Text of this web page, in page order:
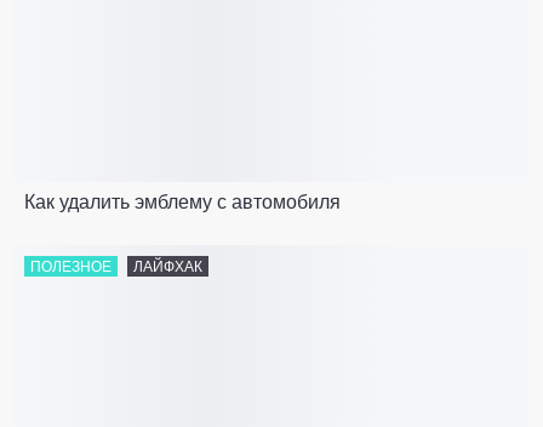
Как удалить эмблему с автомобиля
ПОЛЕЗНОЕ ЛАЙФХАК